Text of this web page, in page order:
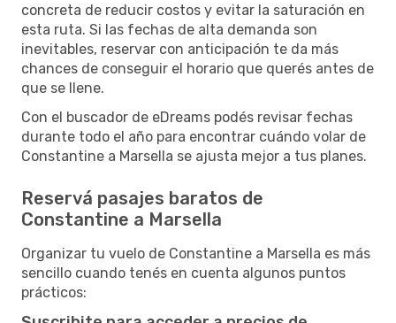
concreta de reducir costos y evitar la saturación en
esta ruta. Si las fechas de alta demanda son
inevitables, reservar con anticipación te da más
chances de conseguir el horario que querés antes de
que se llene.
Con el buscador de eDreams podés revisar fechas
durante todo el año para encontrar cuándo volar de
Constantine a Marsella se ajusta mejor a tus planes.
Reservá pasajes baratos de
Constantine a Marsella
Organizar tu vuelo de Constantine a Marsella es más
sencillo cuando tenés en cuenta algunos puntos
prácticos: